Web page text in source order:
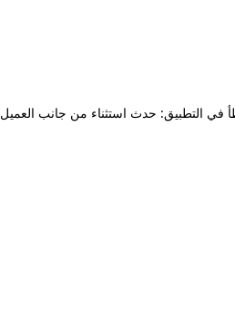
في التطبيق: حدث استثناء من جانب العميل